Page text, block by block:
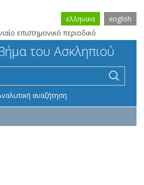
επιστημονικό περιοδικό
ελληνικα english
του Ασκληπιού
αναζήτηση